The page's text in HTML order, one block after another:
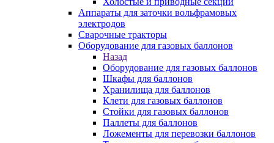
Аппараты для заточки вольфрамовых
электродов
Сварочные тракторы
Оборудование для газовых баллонов
Назад
Оборудование для газовых баллонов
Шкафы для баллонов
Хранилища для баллонов
Клети для газовых баллонов
Стойки для газовых баллонов
Паллеты для баллонов
Ложементы для перевозки баллонов